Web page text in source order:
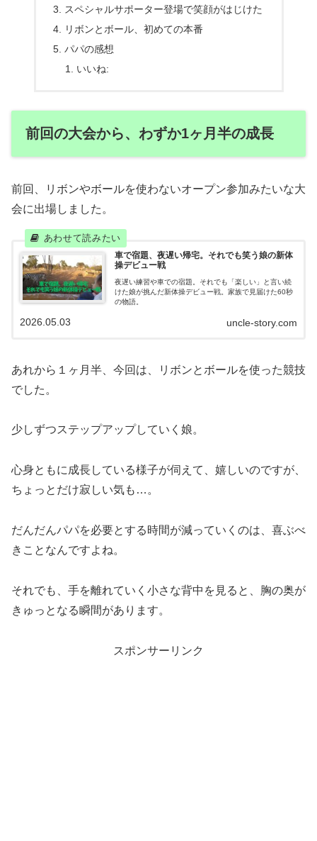
スペシャルサポーター登場で笑顔がはじけた
リボンとボール、初めての本番
パパの感想
いいね:
前回の大会から、わずか1ヶ月半の成長
前回、リボンやボールを使わないオープン参加みたいな大
会に出場しました。
車で宿題、夜遅い帰宅。それでも笑う娘の新体
操デビュー戦
夜遅い練習や車での宿題。それでも「楽しい」と言い続
けた娘が挑んだ新体操デビュー戦。家族で見届けた60秒
の物語。
uncle-story.com
2026.05.03
あれから１ヶ月半、今回は、リボンとボールを使った競技
でした。
少しずつステップアップしていく娘。
心身ともに成長している様子が伺えて、嬉しいのですが、
ちょっとだけ寂しい気も…。
だんだんパパを必要とする時間が減っていくのは、喜ぶべ
きことなんですよね。
それでも、手を離れていく小さな背中を見ると、胸の奥が
きゅっとなる瞬間があります。
スポンサーリンク